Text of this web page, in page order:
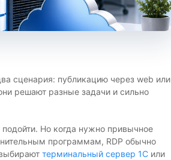
сценария: публикацию через web или
решают разные задачи и сильно
Но когда нужно привычное
программам, RDP обычно
терминальный сервер 1С или